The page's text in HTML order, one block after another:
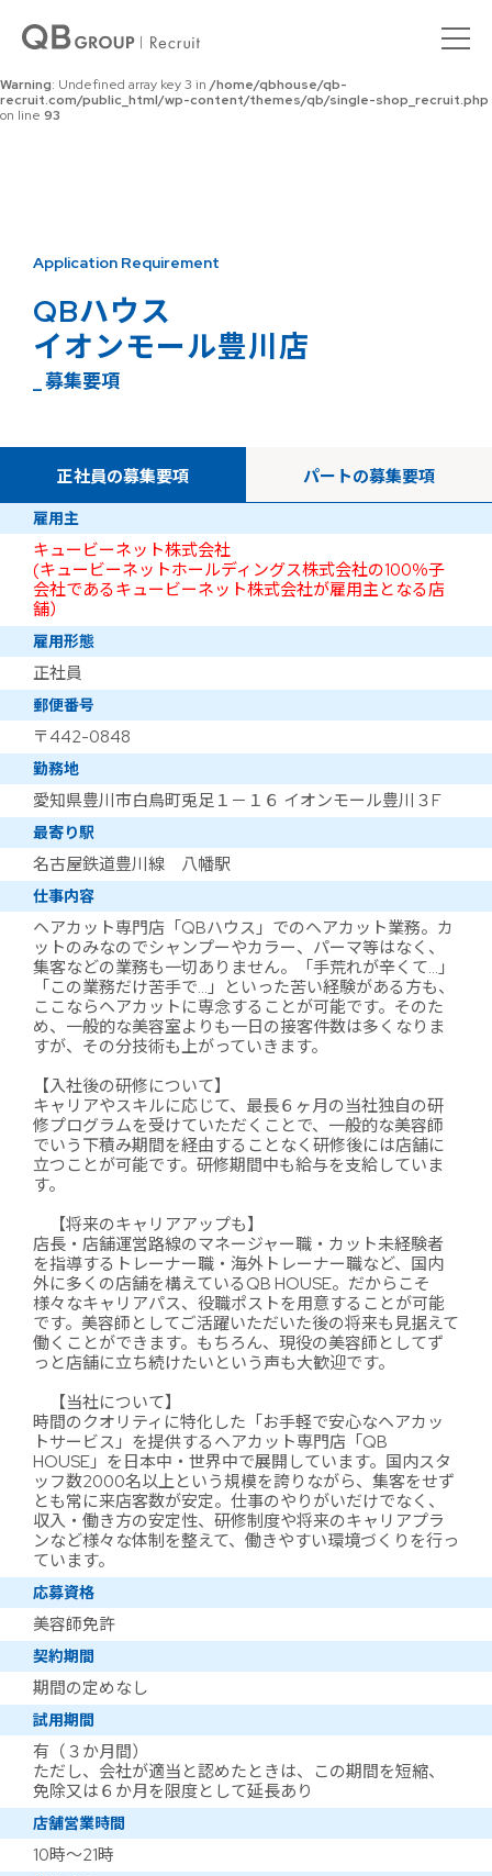
Warning : Undefined array key 0 in
recruit.com/public_html/wp-content/themes/qb/single-shop_recruit.php
on line92
Warning: Undefined array key 3 in /home/qbhouse/qb-
recruit.com/public_html/wp-content/themes/qb/single-shop_recruit.php
on line 93
Application Requirement
QBハウス
イオンモール豊川店
_ 募集要項
正社員の募集要項 パートの募集要項
雇用主
キュービーネット株式会社
(キュービーネットホールディングス株式会社の100％子
会社であるキュービーネット株式会社が雇用主となる店
舗）
雇用形態
正社員
郵便番号
〒442-0848
勤務地
愛知県豊川市白鳥町兎足１－１６ イオンモール豊川３F
最寄り駅
名古屋鉄道豊川線 八幡駅
仕事内容
ヘアカット専門店「QBハウス」でのヘアカット業務。カ
ットのみなのでシャンプーやカラー、パーマ等はなく、
集客などの業務も一切ありません。「手荒れが辛くて…」
「この業務だけ苦手で…」といった苦い経験がある方も、
ここならヘアカットに専念することが可能です。そのた
め、一般的な美容室よりも一日の接客件数は多くなりま
すが、その分技術も上がっていきます。
【入社後の研修について】
キャリアやスキルに応じて、最長６ヶ月の当社独自の研
修プログラムを受けていただくことで、一般的な美容師
でいう下積み期間を経由することなく研修後には店舗に
立つことが可能です。研修期間中も給与を支給していま
す。
【将来のキャリアアップも】
店長・店舗運営路線のマネージャー職・カット未経験者
を指導するトレーナー職・海外トレーナー職など、国内
外に多くの店舗を構えているQB HOUSE。だからこそ
様々なキャリアパス、役職ポストを用意することが可能
です。美容師としてご活躍いただいた後の将来も見据えて
働くことができます。もちろん、現役の美容師としてず
っと店舗に立ち続けたいという声も大歓迎です。
【当社について】
時間のクオリティに特化した「お手軽で安心なヘアカッ
トサービス」を提供するヘアカット専門店「QB
HOUSE」を日本中・世界中で展開しています。国内スタ
ッフ数2000名以上という規模を誇りながら、集客をせず
とも常に来店客数が安定。仕事のやりがいだけでなく、
収入・働き方の安定性、研修制度や将来のキャリアプラ
ンなど様々な体制を整えて、働きやすい環境づくりを行っ
ています。
応募資格
美容師免許
契約期間
期間の定めなし
試用期間
有（３か月間）
ただし、会社が適当と認めたときは、この期間を短縮、
免除又は６か月を限度として延長あり
店舗営業時間
10時～21時